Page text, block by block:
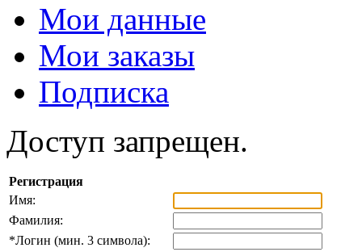
Мои данные
Мои заказы
Подписка
Доступ запрещен.
Регистрация
Имя:
Фамилия:
*Логин (мин. 3 символа):